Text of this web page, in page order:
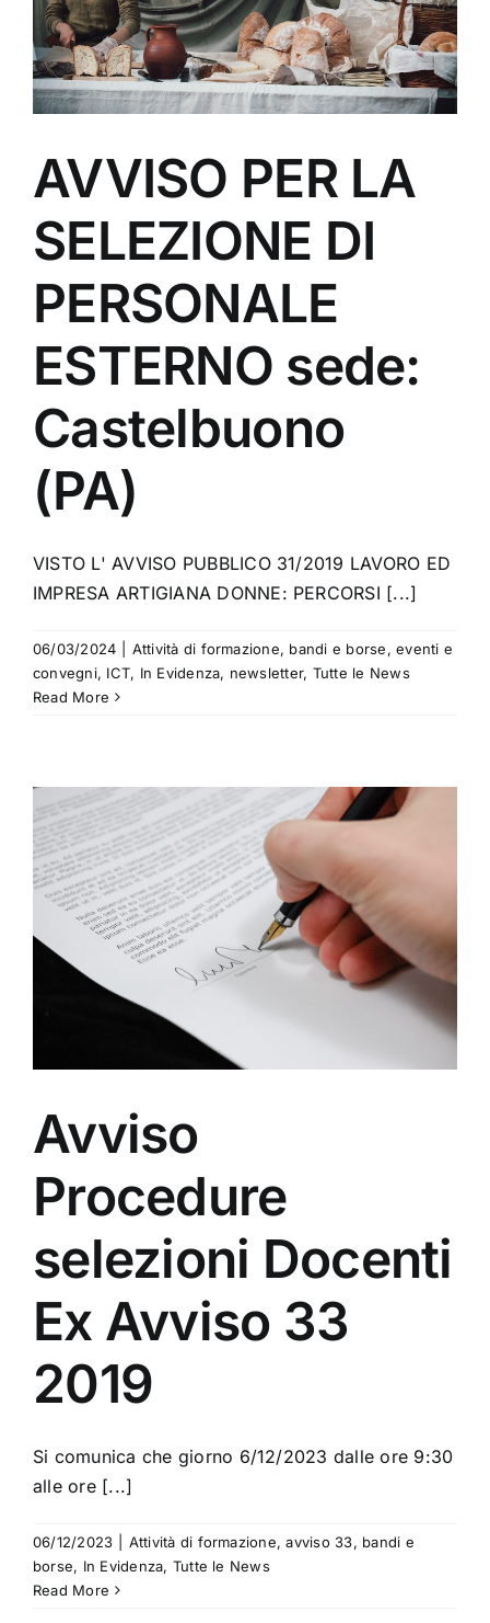
AVVISO PER LA
SELEZIONE DI
PERSONALE
ESTERNO sede:
Castelbuono
(PA)
VISTO L' AVVISO PUBBLICO 31/2019 LAVORO ED
IMPRESA ARTIGIANA DONNE: PERCORSI [...]
06/03/2024 Attività di formazione, bandi e borse,eventi e
convegni, ICT, In Evidenza, newsletter, Tutte le News
Read More
Avviso
Procedure
selezioni Docenti
Ex Avviso 33
2019
Si comunica che giorno 6/12/2023 dalle ore 9:30
alle ore [...]
06/12/2023 Attività di formazione,avviso 33, bandi e
borse, In Evidenza, Tutte le News
Read More